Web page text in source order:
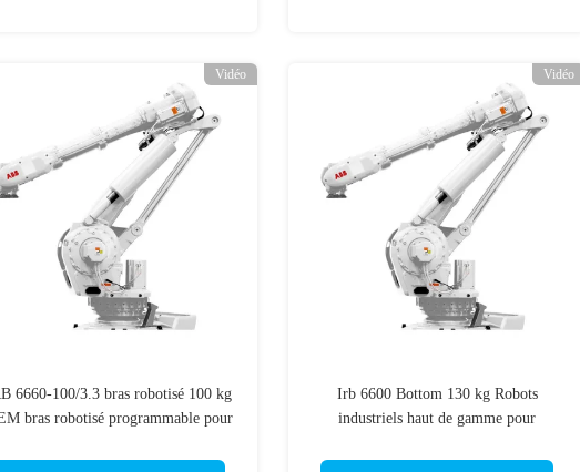
Vidéo
6660-100/3.3 bras robotisé 100 kg
bras robotisé programmable pour
Vidéo
Irb 6600 Bottom 130 kg Robots
industriels haut de gamme pour